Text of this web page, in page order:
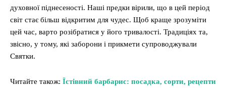
духовної піднесеності. Наші предки вірили, що в цей період
світ стає більш відкритим для чудес. Щоб краще зрозуміти
цей час, варто розібратися у його тривалості. Традиціях та,
звісно, у тому, які заборони і прикмети супроводжували
Святки.
Читайте також: Їстівний барбарис: посадка, сорти, рецепти